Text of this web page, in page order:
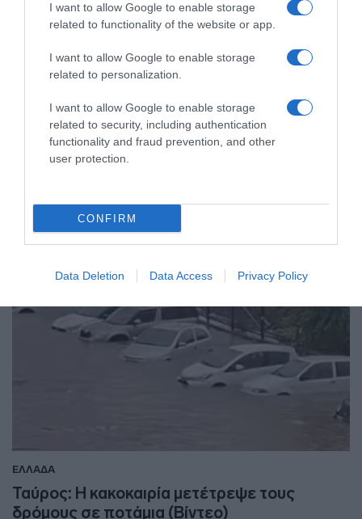
I want to allow Google to enable storage
related to functionality of the website or app.
I want to allow Google to enable storage
related to personalization.
I want to allow Google to enable storage
related to security, including authentication
functionality and fraud prevention, and other
user protection.
CONFIRM
Data Deletion Data Access Privacy Policy
Η Αττική μετατράπηκε σε απέραντο “ποτάμι”
από Ταύρο, Μοναστηράκι, Άλιμο (βίντεο)
Η έντονη βροχόπτωση προκάλεσε σοβαρά
προβλήματα σε πολλές περιοχές
ΕΛΛΑΔΑ
Ταύρος: Η κακοκαιρία μετέτρεψε τους
δρόμους σε ποτάμια (Βίντεο)